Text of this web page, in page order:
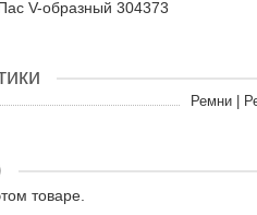
V-образный 304373
Ремни |
товаре.